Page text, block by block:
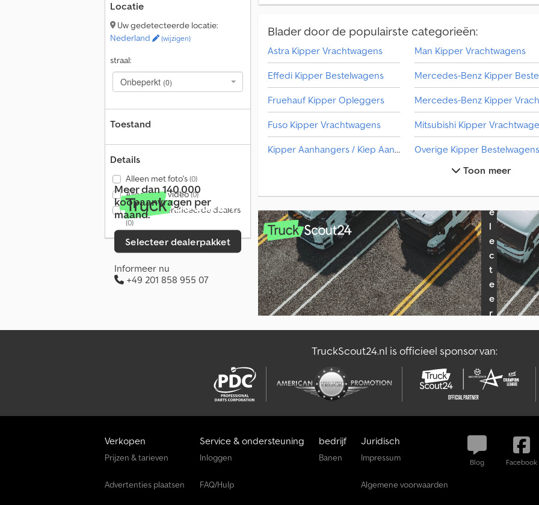
Locatie
Uw gedetecteerde locatie:
Nederland
(wijzigen)
straal:
Onbeperkt (0)
Toestand
Details
Alleen met foto's(0)
Alleen met video(0)
Alleen gecertificeerde dealers
(0)
Meer dan 140.000
koopaanvragen per
maand.
Selecteer dealerpakket
Informeer nu
+49 201 858 955 07
Blader door de populairste categorieën:
Astra Kipper Vrachtwagens
Effedi Kipper Bestelwagens
Fruehauf Kipper Opleggers
Fuso Kipper Vrachtwagens
Kipper Aanhangers / Kiep Aanhangwagens
Kipper Opleggers
Kipper Vrachtwagens
Krupp Vrachtwagens
Man Kipper Vrachtwagens
Overige Kipper Bestelwagens
Overige Kipper Vrachtwagens
Palfinger Pk Vrachtwagens
Toon meer
e
n
p
e
r
m
a
a
n
.
S
e
l
e
c
t
e
e
r
d
a
l
e
p
TruckScout24.nl is officieel sponsor van:
Verkopen
Prijzen & tarieven
Advertenties plaatsen
Service & ondersteuning
Inloggen
FAQ/Hulp
bedrijf
Banen
Juridisch
Impressum
Algemene voorwaarden
Blog Facebook